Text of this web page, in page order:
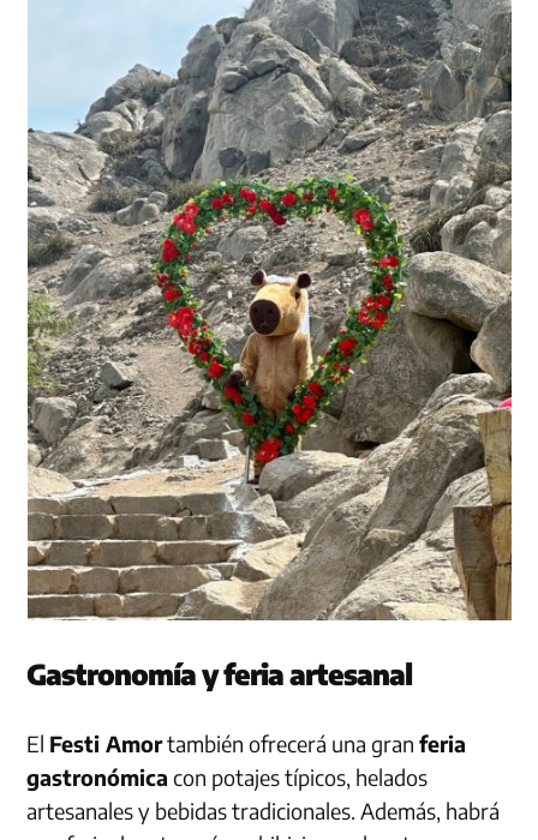
Gastronomía y feria artesanal
El Festi Amortambién ofrecerá una granferia
gastronómica con potajes típicos, helados
artesanales y bebidas tradicionales. Además, habrá